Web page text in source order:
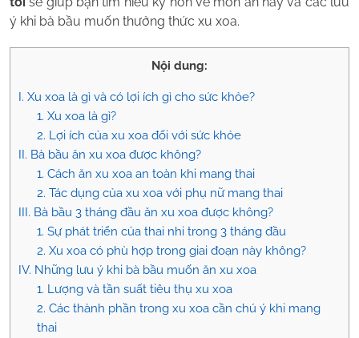
ý khi bà bầu muốn thưởng thức xu xoa.
Nội dung:
I. Xu xoa là gì và có lợi ích gì cho sức khỏe?
1. Xu xoa là gì?
2. Lợi ích của xu xoa đối với sức khỏe
II. Bà bầu ăn xu xoa được không?
1. Cách ăn xu xoa an toàn khi mang thai
2. Tác dụng của xu xoa với phụ nữ mang thai
III. Bà bầu 3 tháng đầu ăn xu xoa được không?
1. Sự phát triển của thai nhi trong 3 tháng đầu
2. Xu xoa có phù hợp trong giai đoạn này không?
IV. Những lưu ý khi bà bầu muốn ăn xu xoa
1. Lượng và tần suất tiêu thụ xu xoa
2. Các thành phần trong xu xoa cần chú ý khi mang
thai